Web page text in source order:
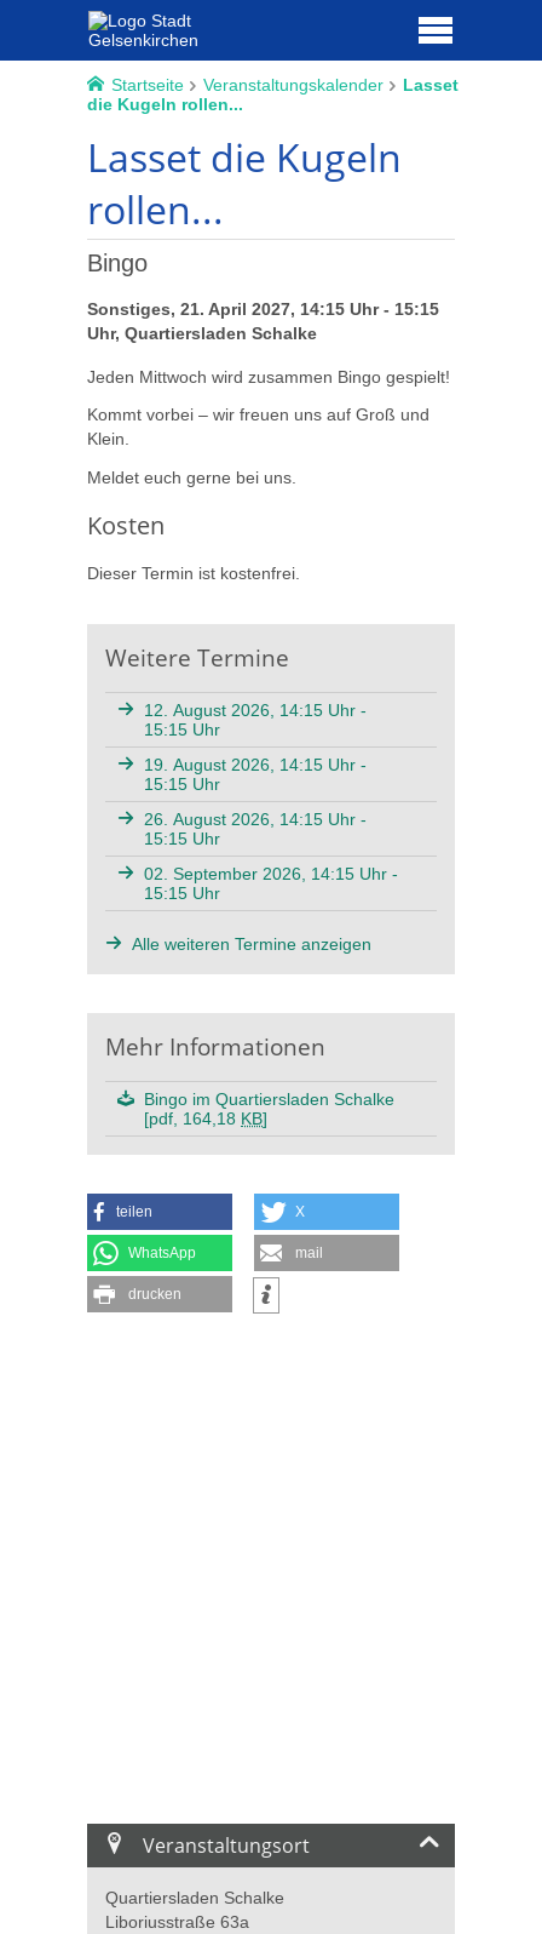
Startseite Veranstaltungskalender
Lasset
die Kugeln rollen...
Lasset die Kugeln
rollen...
Bingo
Sonstiges, 21. April 2027, 14:15 Uhr - 15:15
Uhr, Quartiersladen Schalke
Jeden Mittwoch wird zusammen Bingo gespielt!
Kommt vorbei – wir freuen uns auf Groß und
Klein.
Meldet euch gerne bei uns.
Kosten
Dieser Termin ist kostenfrei.
Weitere Termine
12. August 2026, 14:15 Uhr -
15:15 Uhr
19. August 2026, 14:15 Uhr -
15:15 Uhr
26. August 2026, 14:15 Uhr -
15:15 Uhr
02. September 2026, 14:15 Uhr -
15:15 Uhr
Alle weiteren Termine anzeigen
Mehr Informationen
Bingo im Quartiersladen Schalke
[pdf, 164,18 KB]
teilen X
WhatsApp mail
drucken
Veranstaltungsort
Quartiersladen Schalke
Liboriusstraße 63a